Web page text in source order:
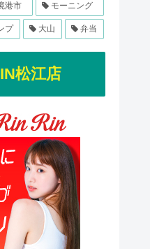
港市 モーニング
プ 大山 弁当
松江店